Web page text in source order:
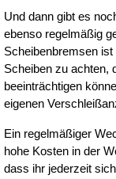
Und dann gibt es
ebenso regelmäßig
Scheibenbremsen
Scheiben zu achten,
beeinträchtigen
eigenen
Ein regelmäßiger
hohe Kosten in der
dass ihr jederzeit